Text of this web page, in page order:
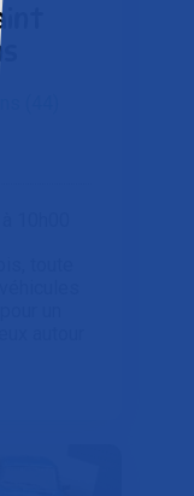
(44)
10h00
toute
un
autour